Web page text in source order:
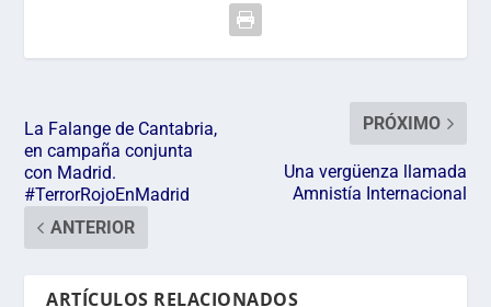
La Falange de Cantabria,
en campaña conjunta
con Madrid.
#TerrorRojoEnMadrid
ANTERIOR
PRÓXIMO
Una vergüenza llamada
Amnistía Internacional
ARTÍCULOS RELACIONADOS